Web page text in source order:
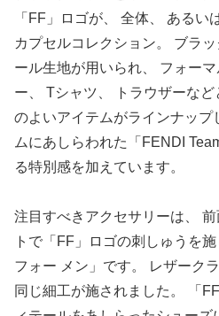
「FF」ロゴが、 全体、 あるい
カプセルコレクション。 ブラ
ール生地が用いられ、 フォー
ー、 Tシャツ、 トラウザーな
のよいアイテムがラインナップ
ムにあしらわれた「FENDI
る特別感を加えています。
注目すべきアクセサリーは、
トで「FF」ロゴの刺しゅうを
フォー メン」です。 レザーク
同じ細工が施されました。 「